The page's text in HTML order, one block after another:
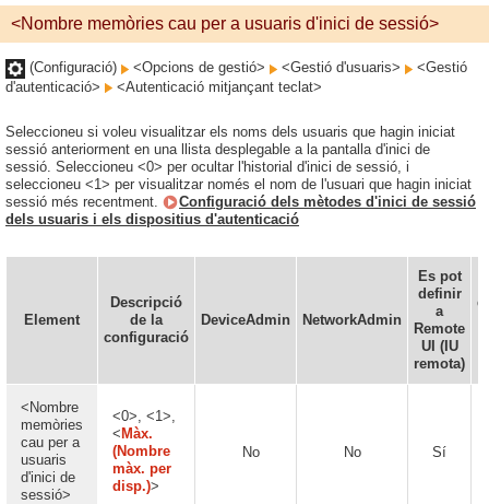
<Nombre memòries cau per a usuaris d'inici de sessió>
(Configuració) <Opcions de gestió> <Gestió d'usuaris>
<Gestió
d'autenticació>
<Autenticació mitjançant teclat>
Seleccioneu si voleu visualitzar els noms dels usuaris que hagin iniciat
sessió anteriorment en una llista desplegable a la pantalla d'inici de
sessió. Seleccioneu <0> per ocultar l'historial d'inici de sessió, i
seleccioneu <1> per visualitzar només el nom de l'usuari que hagin iniciat
sessió més recentment.
Configuració dels mètodes d'inici de sessió
dels usuaris i els dispositius d'autenticació
Element
Descripció
de la
configuració
DeviceAdmin NetworkAdmin
Es pot
definir
a
Remote
UI (IU
remota)
<Nombre
memòries
cau per a
usuaris
d'inici de
sessió>
<0>, <1>,
< Màx.
(Nombre
màx. per
disp.)>
No No Sí